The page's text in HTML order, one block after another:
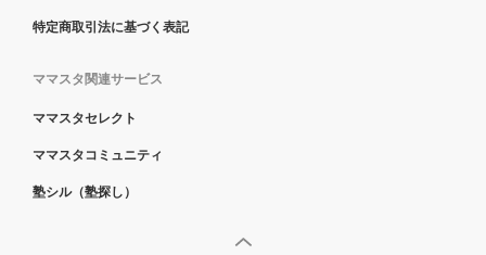
特定商取引法に基づく表記
ママスタ関連サービス
ママスタセレクト
ママスタコミュニティ
塾シル（塾探し）